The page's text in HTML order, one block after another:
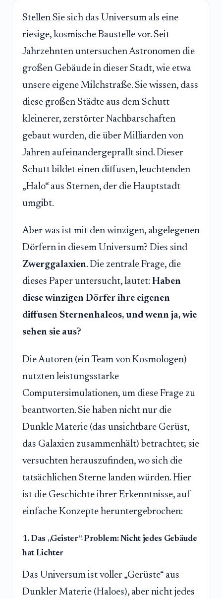
Stellen Sie sich das Universum als eine
riesige, kosmische Baustelle vor. Seit
Jahrzehnten untersuchen Astronomen die
großen Gebäude in dieser Stadt, wie etwa
unsere eigene Milchstraße. Sie wissen, dass
diese großen Städte aus dem Schutt
kleinerer, zerstörter Nachbarschaften
gebaut wurden, die über Milliarden von
Jahren aufeinandergeprallt sind. Dieser
Schutt bildet einen diffusen, leuchtenden
„Halo“ aus Sternen, der die Hauptstadt
umgibt.
Aber was ist mit den winzigen, abgelegenen
Dörfern in diesem Universum? Dies sind
Zwerggalaxien. Die zentrale Frage, die
dieses Paper untersucht, lautet: Haben
diese winzigen Dörfer ihre eigenen
diffusen Sternenhaleos, und wenn ja, wie
sehen sie aus?
Die Autoren (ein Team von Kosmologen)
nutzten leistungsstarke
Computersimulationen, um diese Frage zu
beantworten. Sie haben nicht nur die
Dunkle Materie (das unsichtbare Gerüst,
das Galaxien zusammenhält) betrachtet; sie
versuchten herauszufinden, wo sich die
tatsächlichen Sterne landen würden. Hier
ist die Geschichte ihrer Erkenntnisse, auf
einfache Konzepte heruntergebrochen:
1. Das „Geister“-Problem: Nicht jedes Gebäude
hat Lichter
Das Universum ist voller „Gerüste“ aus
Dunkler Materie (Haloes), aber nicht jedes